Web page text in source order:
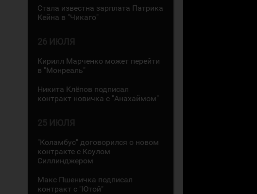
Стала известна зарплата Патрика
Кейна в "Чикаго"
26 ИЮЛЯ
Кирилл Марченко может перейти
в "Монреаль"
Никита Клёпов подписал
контракт новичка с "Анахаймом"
25 ИЮЛЯ
"Коламбус" договорился о новом
контракте с Коулом
Силлинджером
Макс Пшеничка подписал
контракт с "Ютой"